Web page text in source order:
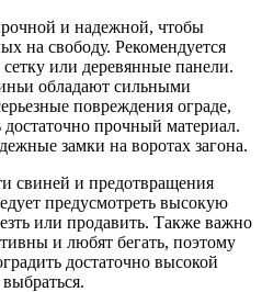
и надежной, чтобы
на свободу. Рекомендуется
или деревянные панели.
обладают сильными
повреждения ограде,
прочный материал.
замки на воротах загона.
свиней и предотвращения
предусмотреть высокую
или продавить. Также важно
и любят бегать, поэтому
достаточно высокой